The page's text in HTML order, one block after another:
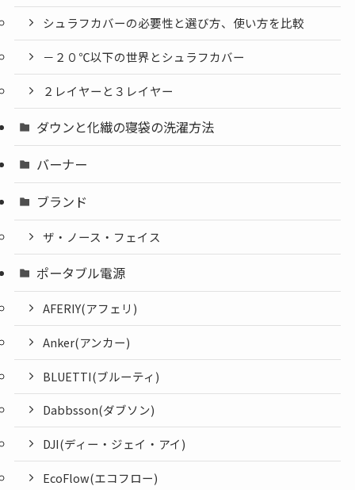
シュラフカバーの必要性と選び方、使い方を比較
－２０℃以下の世界とシュラフカバー
２レイヤーと３レイヤー
ダウンと化繊の寝袋の洗濯方法
バーナー
ブランド
ザ・ノース・フェイス
ポータブル電源
AFERIY(アフェリ)
Anker(アンカー)
BLUETTI(ブルーティ)
Dabbsson(ダブソン)
DJI(ディー・ジェイ・アイ)
EcoFlow(エコフロー)